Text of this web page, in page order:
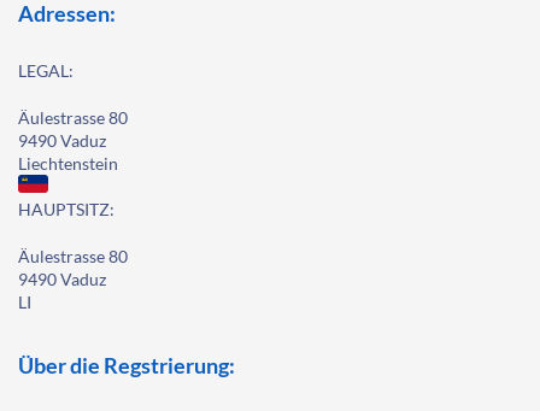
Adressen:
LEGAL:
Äulestrasse 80
9490 Vaduz
Liechtenstein
HAUPTSITZ:
Äulestrasse 80
9490 Vaduz
LI
Über die Regstrierung: